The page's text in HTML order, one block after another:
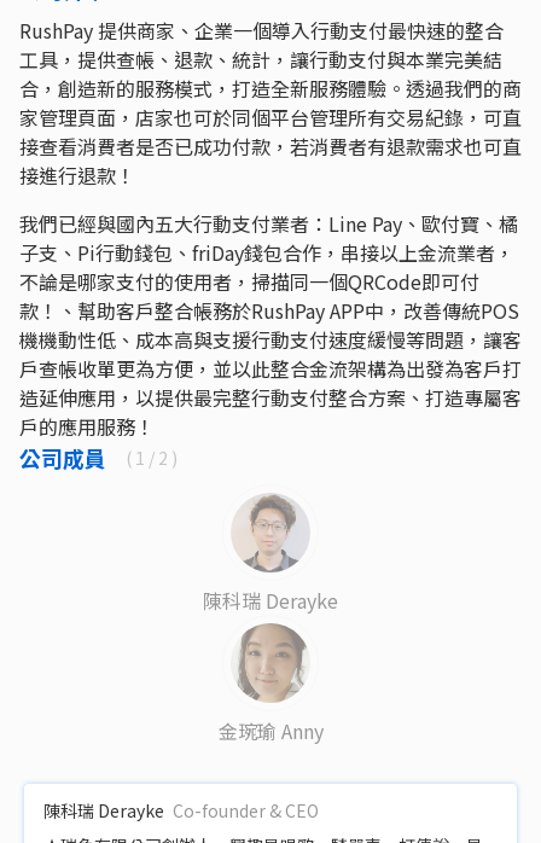
RushPay 提供商家、企業一個導入行動支付最快速的整合
工具，提供查帳、退款、統計，讓行動支付與本業完美結
合，創造新的服務模式，打造全新服務體驗。透過我們的商
家管理頁面，店家也可於同個平台管理所有交易紀錄，可直
接查看消費者是否已成功付款，若消費者有退款需求也可直
接進行退款！
我們已經與國內五大行動支付業者：Line Pay、歐付寶、橘
子支、Pi行動錢包、friDay錢包合作，串接以上金流業者，
不論是哪家支付的使用者，掃描同一個QRCode即可付
款！、幫助客戶整合帳務於RushPay APP中，改善傳統POS
機機動性低、成本高與支援行動支付速度緩慢等問題，讓客
戶查帳收單更為方便，並以此整合金流架構為出發為客戶打
造延伸應用，以提供最完整行動支付整合方案、打造專屬客
戶的應用服務！
公司成員 ( 1 / 2 )
陳科瑞 Derayke
金琬瑜 Anny
陳科瑞 Derayke Co-founder & CEO